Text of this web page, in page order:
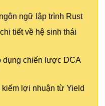
ngữ lập trình Rust
tiết về hệ sinh thái
dụng chiến lược DCA
lợi nhuận từ Yield